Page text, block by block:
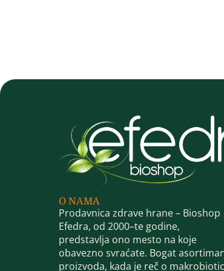
O NAMA
Prodavnica zdrave hrane – Bioshop
Efedra, od 2000–te godine,
predstavlja ono mesto na koje
obavezno svraćate. Bogat
proizvoda, kada je reč o